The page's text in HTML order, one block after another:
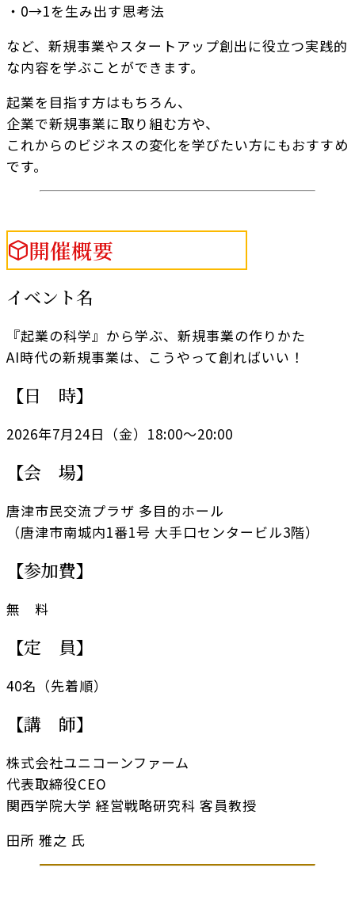
・0→1を生み出す思考法
など、新規事業やスタートアップ創出に役立つ実践的
な内容を学ぶことができます。
起業を目指す方はもちろん、
企業で新規事業に取り組む方や、
これからのビジネスの変化を学びたい方にもおすすめ
です。
開催概要
イベント名
『起業の科学』から学ぶ、新規事業の作りかた
AI時代の新規事業は、こうやって創ればいい！
【日 時】
2026年7月24日（金）18:00～20:00
【会 場】
唐津市民交流プラザ 多目的ホール
（唐津市南城内1番1号 大手口センタービル3階）
【参加費】
無 料
【定 員】
40名（先着順）
【講 師】
株式会社ユニコーンファーム
代表取締役CEO
関西学院大学 経営戦略研究科 客員教授
田所 雅之 氏